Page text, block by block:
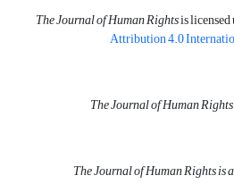
The Journal of Human Rightsis
Attribution 4.0
The Journal of Human Rights
The Journal of Human Rights is